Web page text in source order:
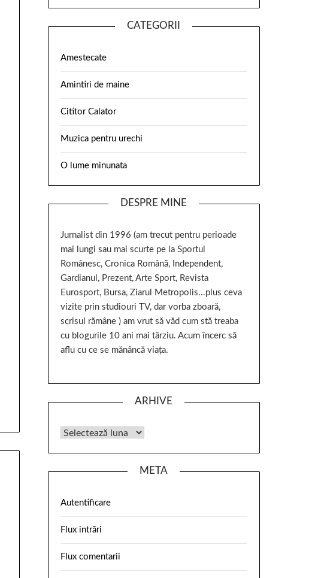
CATEGORII
Amestecate
Amintiri de maine
Cititor Calator
Muzica pentru urechi
O lume minunata
DESPRE MINE
Jurnalist din 1996 (am trecut pentru perioade
mai lungi sau mai scurte pe la Sportul
Românesc, Cronica Română, Independent,
Gardianul, Prezent, Arte Sport, Revista
Eurosport, Bursa, Ziarul Metropolis...plus ceva
vizite prin studiouri TV, dar vorba zboară,
scrisul rămâne ) am vrut să văd cum stă treaba
cu blogurile 10 ani mai târziu. Acum încerc să
aflu cu ce se mănâncă viața.
ARHIVE
META
Autentificare
Flux intrări
Flux comentarii